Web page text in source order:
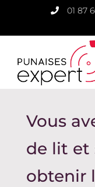
contenu
01 87
Vous
de lit et
obtenir